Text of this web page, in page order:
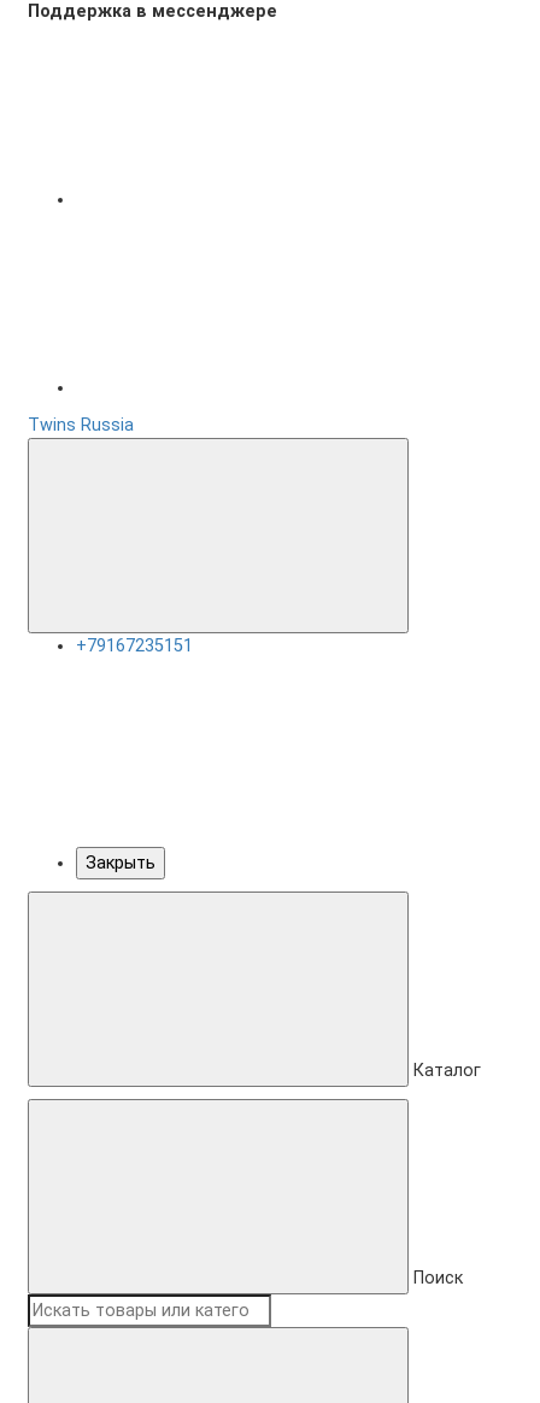
Поддержка в мессенджере
Twins Russia
+79167235151
Закрыть
Каталог
Поиск